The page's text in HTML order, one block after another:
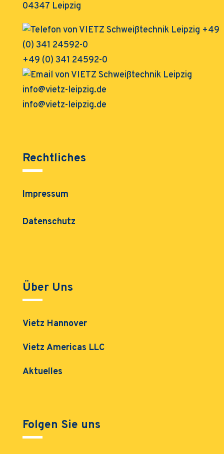
04347 Leipzig
+49 (0) 341 24592-0
info@vietz-leipzig.de
Rechtliches
Impressum
Datenschutz
Über Uns
Vietz Hannover
Vietz Americas LLC
Aktuelles
Folgen Sie uns